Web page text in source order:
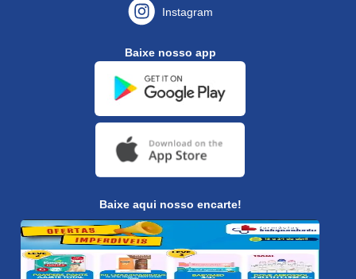
Instagram
Baixe nosso app
Baixe aqui nosso encarte!